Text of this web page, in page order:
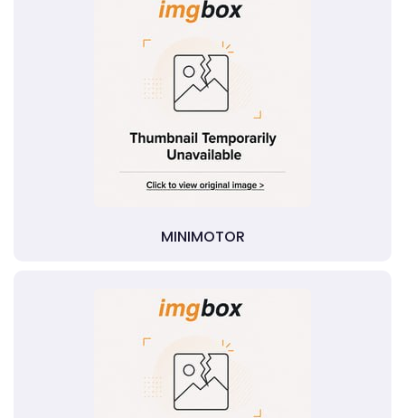
MINIMOTOR